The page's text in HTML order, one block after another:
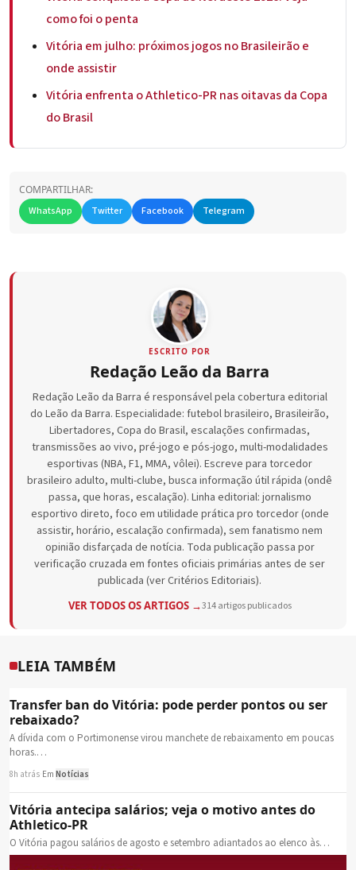
como foi o penta
Vitória em julho: próximos jogos no Brasileirão e
onde assistir
Vitória enfrenta o Athletico-PR nas oitavas da Copa
do Brasil
COMPARTILHAR:
WhatsApp
Twitter Facebook Telegram
ESCRITO POR
Redação Leão da Barra
Redação Leão da Barra é responsável pela cobertura editorial
do Leão da Barra. Especialidade: futebol brasileiro, Brasileirão,
Libertadores, Copa do Brasil, escalações confirmadas,
transmissões ao vivo, pré-jogo e pós-jogo, multi-modalidades
esportivas (NBA, F1, MMA, vôlei). Escreve para torcedor
brasileiro adulto, multi-clube, busca informação útil rápida (ondê
passa, que horas, escalação). Linha editorial: jornalismo
esportivo direto, foco em utilidade prática pro torcedor (onde
assistir, horário, escalação confirmada), sem fanatismo nem
opinião disfarçada de notícia. Toda publicação passa por
verificação cruzada em fontes oficiais primárias antes de ser
publicada (ver Critérios Editoriais).
VER TODOS OS ARTIGOS →314 artigos publicados
LEIA TAMBÉM
Transfer ban do Vitória: pode perder pontos ou ser
rebaixado?
A dívida com o Portimonense virou manchete de rebaixamento em poucas
horas.…
8h atrás Em Notícias
Vitória antecipa salários; veja o motivo antes do
Athletico-PR
O Vitória pagou salários de agosto e setembro adiantados ao elenco às…